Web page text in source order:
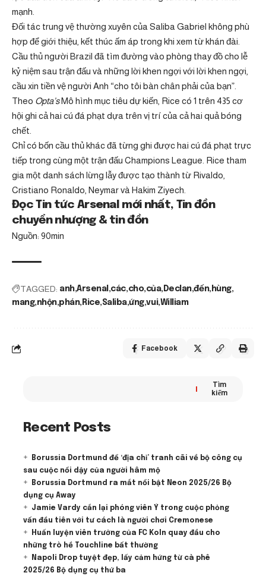
mạnh.
Đối tác trung vệ thường xuyên của Saliba Gabriel không phù
hợp để giới thiệu, kết thúc ấm áp trong khi xem từ khán đài.
Cầu thủ người Brazil đã tìm đường vào phòng thay đồ cho lễ
kỷ niệm sau trận đấu và những lời khen ngợi với lời khen ngợi,
cầu xin tiền vệ người Anh “cho tôi bàn chân phải của bạn”.
Theo Opta’sMô hình mục tiêu dự kiến, Rice có 1 trên 435 cơ
hội ghi cả hai cú đá phạt dựa trên vị trí của cả hai quả bóng
chết.
Chỉ có bốn cầu thủ khác đã từng ghi được hai cú đá phạt trực
tiếp trong cùng một trận đấu Champions League. Rice tham
gia một danh sách lừng lẫy được tạo thành từ Rivaldo,
Cristiano Ronaldo, Neymar và Hakim Ziyech.
Đọc Tin tức Arsenal mới nhất, Tin đồn
chuyển nhượng & tin đồn
Nguồn: 90min
TAGGED: anh Arsenal các cho của Declan đến hùng
mang nhộn phán Rice Saliba ứng vui William
Facebook
Tìm
kiếm
Recent Posts
Borussia Dortmund để ‘địa chỉ’ tranh cãi về bộ công cụ
sau cuộc nổi dậy của người hâm mộ
Borussia Dortmund ra mắt nổi bật Neon 2025/26 Bộ
dụng cụ Away
Jamie Vardy cắn lại phóng viên Ý trong cuộc phỏng
vấn đầu tiên với tư cách là người chơi Cremonese
Huấn luyện viên trưởng của FC Koln quay đầu cho
những trò hề Touchline bất thường
Napoli Drop tuyệt đẹp, lấy cảm hứng từ cà phê
2025/26 Bộ dụng cụ thứ ba